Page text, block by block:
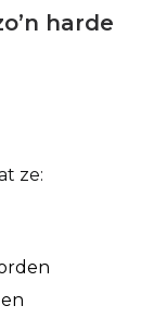
harde
ze: